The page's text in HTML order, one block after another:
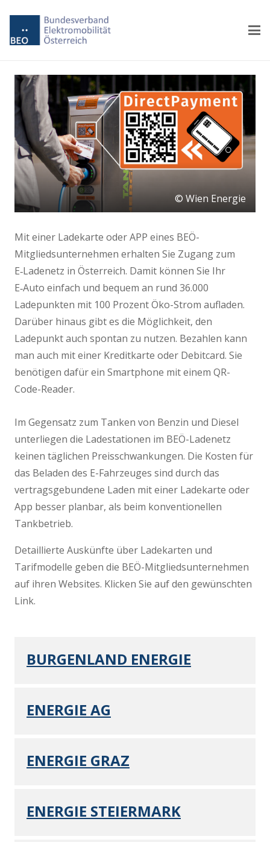
© Wien Energie
Mit einer Ladekarte oder APP eines BEÖ-
Mitgliedsunternehmen erhalten Sie Zugang zum
E‑Ladenetz in Österreich. Damit können Sie Ihr
E‑Auto einfach und bequem an rund 36.000
Ladepunkten mit 100 Prozent Öko-Strom aufladen.
Darüber hinaus gibt es die Möglichkeit, den
Ladepunkt auch spontan zu nutzen. Bezahlen kann
man auch mit einer Kreditkarte oder Debitcard. Sie
benötigen dafür ein Smartphone mit einem QR-
Code-Reader.
Im Gegensatz zum Tanken von Benzin und Diesel
unterliegen die Ladestationen im BEÖ-Ladenetz
keinen täglichen Preisschwankungen. Die Kosten für
das Beladen des E-Fahrzeuges sind durch das
vertragsgebundene Laden mit einer Ladekarte oder
App besser planbar, als beim konventionellen
Tankbetrieb.
Detaillierte Auskünfte über Ladekarten und
Tarifmodelle geben die BEÖ-Mitgliedsunternehmen
auf ihren Websites. Klicken Sie auf den gewünschten
Link.
BURGENLAND ENERGIE
ENERGIE AG
ENERGIE GRAZ
ENERGIE STEIERMARK